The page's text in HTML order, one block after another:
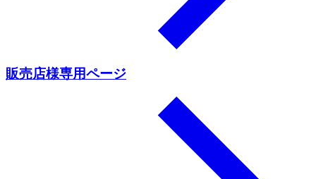
販売店様専用ページ